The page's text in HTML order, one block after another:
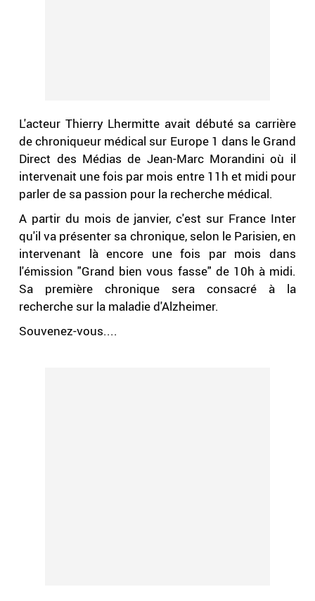
L'acteur Thierry Lhermitte avait débuté sa carrière
de chroniqueur médical sur Europe 1 dans le Grand
Direct des Médias de Jean-Marc Morandini où il
intervenait une fois par mois entre 11h et midi pour
parler de sa passion pour la recherche médical.
A partir du mois de janvier, c'est sur France Inter
qu'il va présenter sa chronique, selon le Parisien, en
intervenant là encore une fois par mois dans
l'émission "Grand bien vous fasse" de 10h à midi.
Sa première chronique sera consacré à la
recherche sur la maladie d'Alzheimer.
Souvenez-vous....